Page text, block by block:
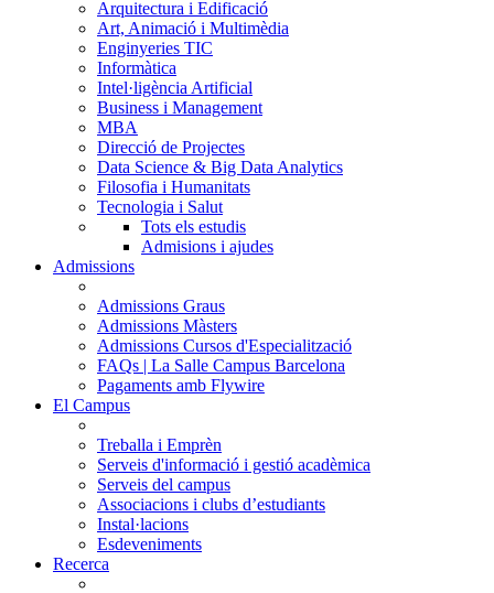
Arquitectura i Edificació
Art, Animació i Multimèdia
Enginyeries TIC
Informàtica
Intel·ligència Artificial
Business i Management
MBA
Direcció de Projectes
Data Science & Big Data Analytics
Filosofia i Humanitats
Tecnologia i Salut
Tots els estudis
Admisions i ajudes
Admissions
Admissions Graus
Admissions Màsters
Admissions Cursos d'Especialització
FAQs | La Salle Campus Barcelona
Pagaments amb Flywire
El Campus
Treballa i Emprèn
Serveis d'informació i gestió acadèmica
Serveis del campus
Associacions i clubs d’estudiants
Instal·lacions
Esdeveniments
Recerca